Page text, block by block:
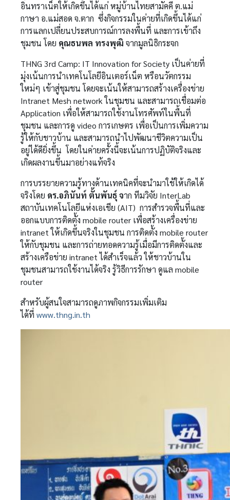
อินทราเน็ตให้เกิดขึ้นได้แก่ หมู่บ้านไทยสามัคคี ต.แม่
กาษา อ.แม่สอด จ.ตาก ซึ่งกิจกรรมในค่ายที่เกิดขึ้นได้แก่
การแลกเปลี่ยนประสบการณ์การลงพื้นที่ และการเข้าถึง
ชุมชน โดย คุณธนพล ทรงพุฒิ จากมูลนิธิกระจก
THNG 3rd Camp: IT Innovation for Society เป็นค่ายที่
มุ่งเน้นการนำเทคโนโลยีอินเตอร์เน็ต หรือนวัตกรรม
ใหม่ๆ เข้าสู่ชุมชน โดยจะเน้นให้สามารถสร้างเครื่องข่าย
Intranet Mesh network ในชุมชน และสามารถเชื่อมต่อ
Application เพื่อให้สามารถใช้งานโทรศัพท์ในพื้นที่
ชุมชน และการดู video การเกษตร เพื่อเป็นการเพิ่มความ
รู้ให้กับชาวบ้าน และสามารถนำไปพัฒนาชีวิตความเป็น
อยู่ได้ดียิ่งขึ้น โดยในค่ายครั้งนี้จะเน้นการปฏิบัติจริงและ
เกิดผลงานขึ้นมาอย่างแท้จริง
การบรรยายความรู้ทางด้านเทคนิคที่จะนำมาใช้ให้เกิดได้
จริงโดย ดร.อภินันท์ ตั้นพันธุ์ จาก ทีมวิจัย InterLab
สถาบันเทคโนโลยีแห่งเอเชีย (AIT) การสำรวจพื้นที่และ
ออกแบบการติดตั้ง mobile router เพื่อสร้างเครื่องข่าย
intranet ให้เกิดขึ้นจริงในชุมชน การติดตั้ง mobile router
ให้กับชุมชน และการถ่ายทอดความรู้เมื่อมีการติดตั้งและ
สร้างเครือข่าย intranet ได้สำเร็จแล้ว ให้ชาวบ้านใน
ชุมชนสามารถใช้งานได้จริง รู้วิธีการรักษา ดูแล mobile
router
สำหรับผู้สนใจสามารถดูภาพกิจกรรมเพิ่มเติม
ได้ที่www.thng.in.th